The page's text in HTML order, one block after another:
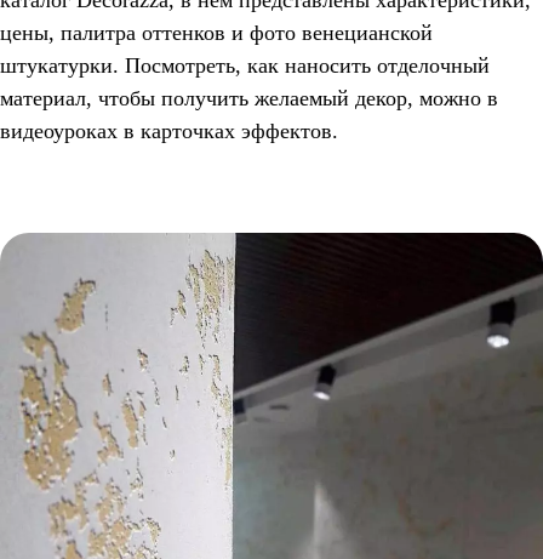
цены, палитра оттенков и фото венецианской
штукатурки. Посмотреть, как наносить отделочный
материал, чтобы получить желаемый декор, можно в
видеоуроках в карточках эффектов.